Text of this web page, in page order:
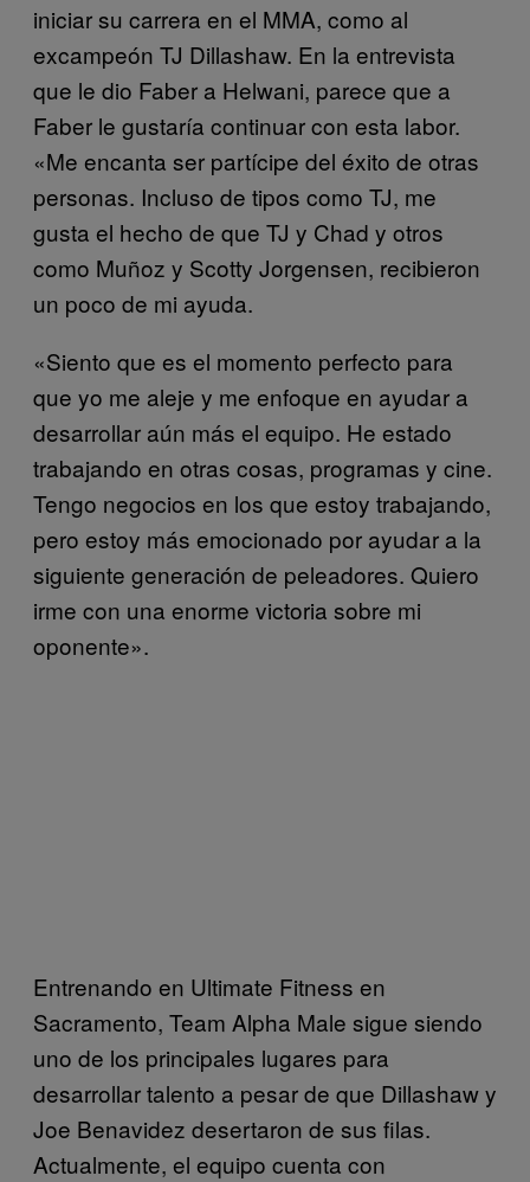
iniciar su carrera en el MMA, como al
excampeón TJ Dillashaw. En la entrevista
que le dio Faber a Helwani, parece que a
Faber le gustaría continuar con esta labor.
«Me encanta ser partícipe del éxito de otras
personas. Incluso de tipos como TJ, me
gusta el hecho de que TJ y Chad y otros
como Muñoz y Scotty Jorgensen, recibieron
un poco de mi ayuda.
«Siento que es el momento perfecto para
que yo me aleje y me enfoque en ayudar a
desarrollar aún más el equipo. He estado
trabajando en otras cosas, programas y cine.
Tengo negocios en los que estoy trabajando,
pero estoy más emocionado por ayudar a la
siguiente generación de peleadores. Quiero
irme con una enorme victoria sobre mi
oponente».
Entrenando en Ultimate Fitness en
Sacramento, Team Alpha Male sigue siendo
uno de los principales lugares para
desarrollar talento a pesar de que Dillashaw y
Joe Benavidez desertaron de sus filas.
Actualmente, el equipo cuenta con